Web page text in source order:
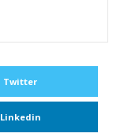
Twitter
Linkedin